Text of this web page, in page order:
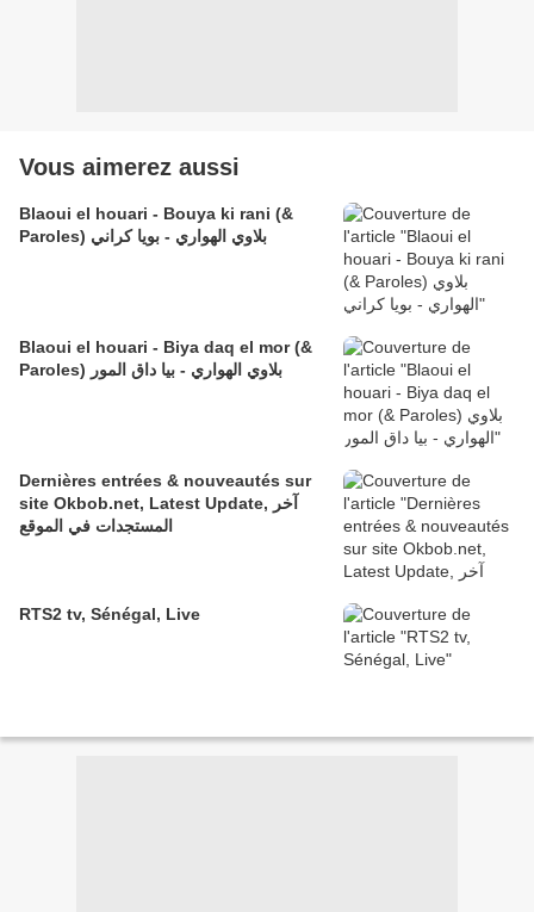
Vous aimerez aussi
Blaoui el houari - Bouya ki rani (&
Paroles) بلاوي الهواري - بويا كراني
Blaoui el houari - Biya daq el mor (&
Paroles) بلاوي الهواري - بيا داق المور
Dernières entrées & nouveautés sur
site Okbob.net, Latest Update, آخر
المستجدات في الموقع
RTS2 tv, Sénégal, Live